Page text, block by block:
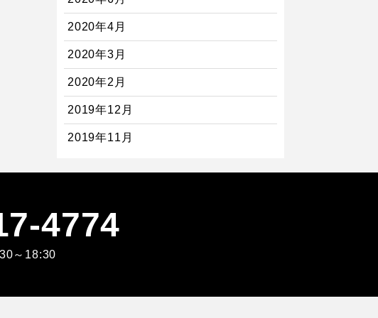
2020年4月
2020年3月
2020年2月
2019年12月
2019年11月
4774
～18:30